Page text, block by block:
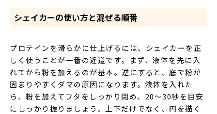
シェイカーの使い方と混ぜる順番
プロテインを滑らかに仕上げるには、シェイカーを正
しく使うことが一番の近道です。まず、液体を先に入
れてから粉を加えるのが基本。逆にすると、底で粉が
固まりやすくダマの原因になります。液体を入れた
ら、粉を加えてフタをしっかり閉め、20〜30秒を目安
にしっかり振りましょう。上下だけでなく、円を描く